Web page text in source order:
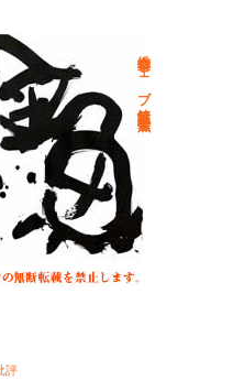
総合文学ウェブ情報誌 文学金魚
評